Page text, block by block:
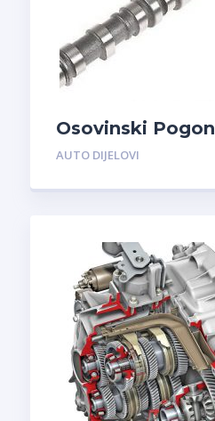
Osovinski Pogon
AUTO DIJELOVI